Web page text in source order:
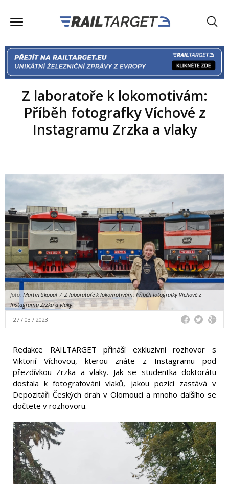
Z laboratoře k lokomotivám:
Příběh fotografky Víchové z
Instagramu Zrzka a vlaky
foto: Martin Skopal / Z laboratoře k lokomotivám: Příběh fotografky Víchové z
Instagramu Zrzka a vlaky
27 / 03 / 2023
Redakce RAILTARGET přináší exkluzivní rozhovor s
Viktorií Víchovou, kterou znáte z Instagramu pod
přezdívkou Zrzka a vlaky. Jak se studentka doktorátu
dostala k fotografování vlaků, jakou pozici zastává v
Depozitáři Českých drah v Olomouci a mnoho dalšího se
dočtete v rozhovoru.